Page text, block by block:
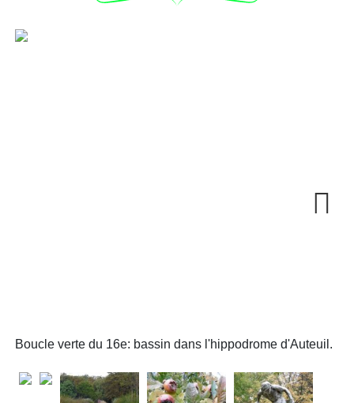
Boucle verte du 16e: bassin dans l'hippodrome d'Auteuil.